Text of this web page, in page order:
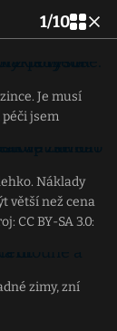
1/10
Je musí
jsem
Náklady
větší než cena
CC BY-SA 3.0:
zimy, zní